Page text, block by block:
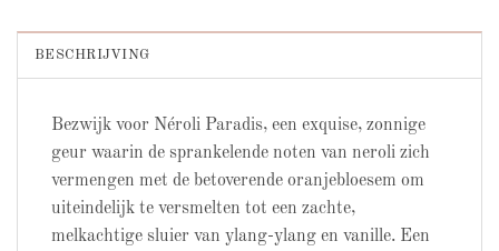
BESCHRIJVING
Bezwijk voor Néroli Paradis, een exquise, zonnige
geur waarin de sprankelende noten van neroli zich
vermengen met de betoverende oranjebloesem om
uiteindelijk te versmelten tot een zachte,
melkachtige sluier van ylang-ylang en vanille. Een